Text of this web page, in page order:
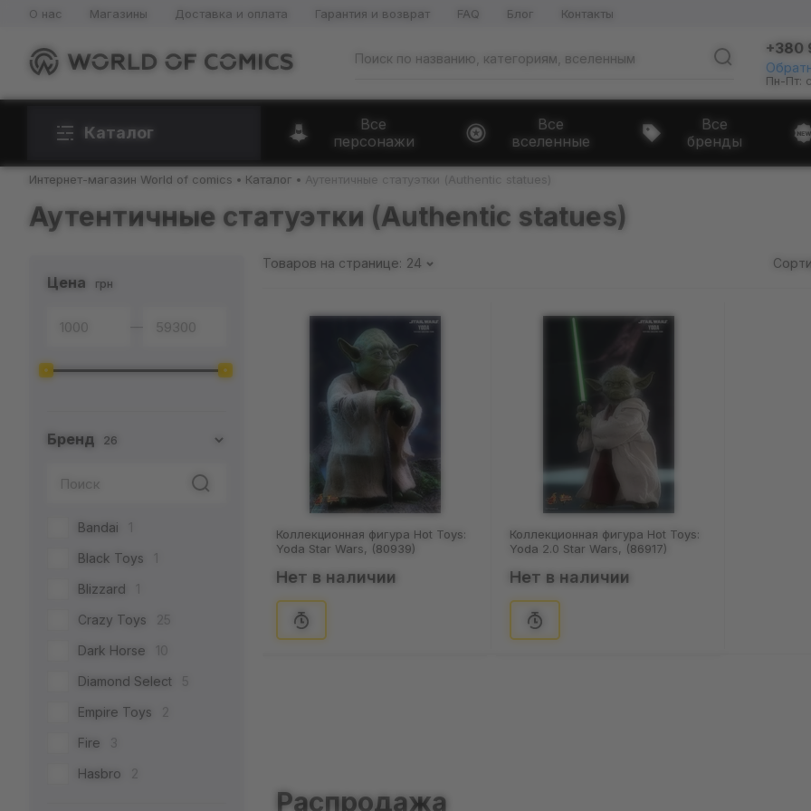
О нас Магазины Доставка и оплата Гарантия и возврат FAQ Блог Контакты
+380
Пн-Пт:
Каталог
Все
персонажи
Все
вселенные
Все
бренды
Интернет-магазин World of comics Каталог Аутентичные статуэтки (Authentic statues)
Аутентичные статуэтки (Authentic statues)
Цена грн
Бренд 26
Bandai
Black Toys
Blizzard
Crazy Toys
Dark Horse
Diamond Select
Empire Toys
Fire
Hasbro
Товаров на странице: 24
Коллекционная фигура Hot Toys:
Yoda Star Wars, (80939)
Нет в наличии
Коллекционная фигура Hot Toys:
Yoda 2.0 Star Wars, (86917)
Нет в наличии
Распродажа